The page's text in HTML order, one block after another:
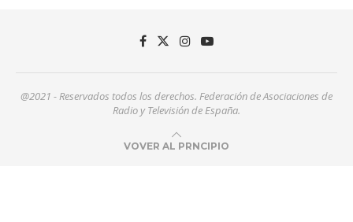
@2021 - Reservados todos los derechos. Federación de Asociaciones de
Radio y Televisión de España.
VOVER AL PRNCIPIO